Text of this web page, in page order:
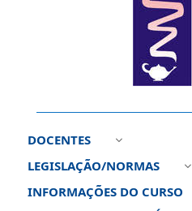
DOCENTES 3
LEGISLAÇÃO/NORMAS 3
INFORMAÇÕES DO CURSO